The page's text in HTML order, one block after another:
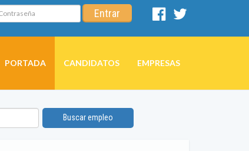
Entrar
Facebook
PORTADA CANDIDATOS EMPRESAS
Buscar empleo